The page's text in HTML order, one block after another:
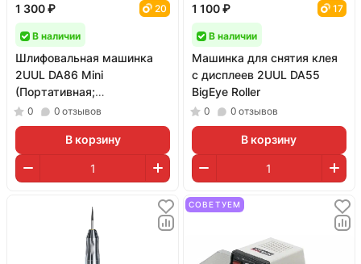
1 300 ₽ 20
В наличии
Шлифовальная машинка
2UUL DA86 Mini
(Портативная;
миниатюрная)
0 0 отзывов
В корзину
1 100 ₽ 17
В наличии
Машинка для снятия клея
с дисплеев 2UUL DA55
BigEye Roller
0 0 отзывов
В корзину
СОВЕТУЕМ